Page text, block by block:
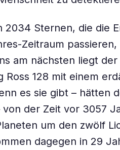
2034 Sternen, die die
Zeitraum
am nächsten liegt
Ross 128 mit einem
es sie gibt – hätten
von der Zeit vor 3057
um den zwölf
dagegen in 29